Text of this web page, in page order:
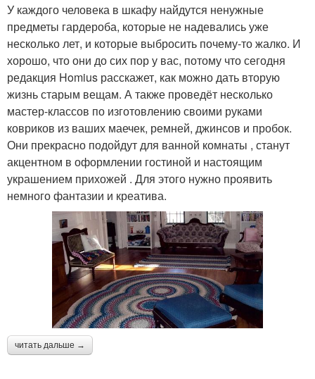
У каждого человека в шкафу найдутся ненужные
предметы гардероба, которые не надевались уже
несколько лет, и которые выбросить почему-то жалко. И
хорошо, что они до сих пор у вас, потому что сегодня
редакция Homius расскажет, как можно дать вторую
жизнь старым вещам. А также проведёт несколько
мастер-классов по изготовлению своими руками
ковриков из ваших маечек, ремней, джинсов и пробок.
Они прекрасно подойдут для ванной комнаты , станут
акцентном в оформлении гостиной и настоящим
украшением прихожей . Для этого нужно проявить
немного фантазии и креатива.
читать дальше →